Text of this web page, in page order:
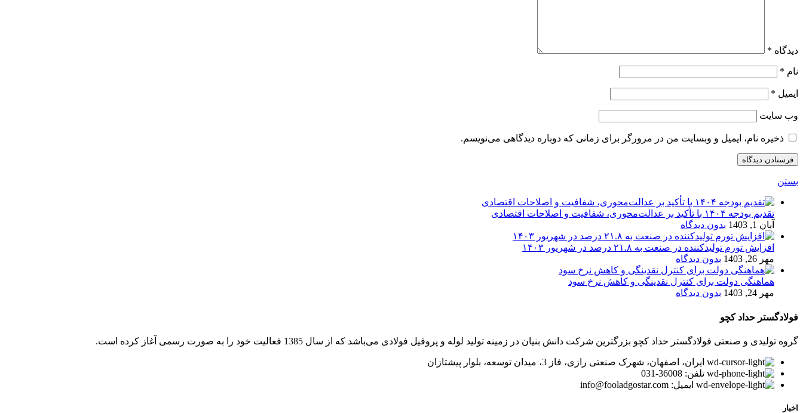
دیدگاه *
نام *
ایمیل *
وب‌ سایت
ذخیره نام، ایمیل و وبسایت من در مرورگر برای زمانی که دوباره دیدگاهی می‌نویسم.
بستن
تقدیم بودجه ۱۴۰۴ با تأکید بر عدالت‌محوری، شفافیت و اصلاحات اقتصادی
آبان 1, 1403
بدون دیدگاه
افزایش تورم تولیدکننده در صنعت به ۲۱.۸ درصد در شهریور ۱۴۰۳
مهر 26, 1403
بدون دیدگاه
هماهنگی دولت برای کنترل نقدینگی و کاهش نرخ سود
مهر 24, 1403
بدون دیدگاه
فولادگستر حداد کچو
گروه تولیدی و صنعتی فولادگستر حداد کچو بزرگترین شرکت دانش بنیان در زمینه تولید لوله و پروفیل فولادی می‌باشد که از سال 1385 فعالیت خود را به صورت رسمی آغاز کرده است.
ایران، اصفهان، شهرک صنعتی رازی، فاز 3، میدان توسعه، بلوار پیشتازان
تلفن: 36008-031
ایمیل: info@fooladgostar.com
اخبار